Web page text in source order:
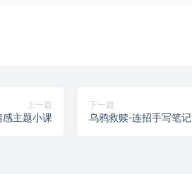
上一篇
感主题小课
下一篇
乌鸦救赎-连招手写笔记